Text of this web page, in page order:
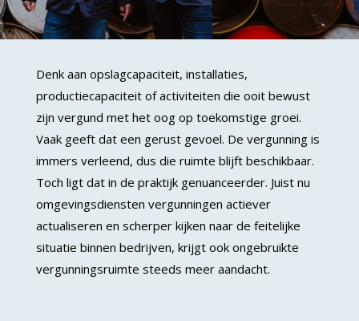
Denk aan opslagcapaciteit, installaties,
productiecapaciteit of activiteiten die ooit bewust
zijn vergund met het oog op toekomstige groei.
Vaak geeft dat een gerust gevoel. De vergunning is
immers verleend, dus die ruimte blijft beschikbaar.
Toch ligt dat in de praktijk genuanceerder. Juist nu
omgevingsdiensten vergunningen actiever
actualiseren en scherper kijken naar de feitelijke
situatie binnen bedrijven, krijgt ook ongebruikte
vergunningsruimte steeds meer aandacht.